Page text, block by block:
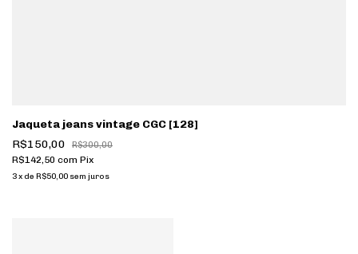
Jaqueta jeans vintage CGC [128]
R$150,00
R$300,00
R$142,50 com Pix
3x de R$50,00 sem juros